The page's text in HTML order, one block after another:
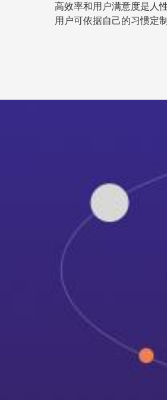
高效率和用户满意度是人
用户可依据自己的习惯定